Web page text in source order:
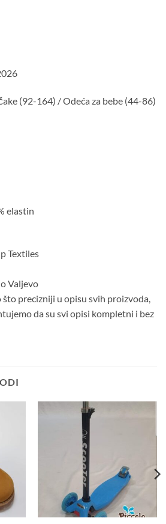
(92-164) / Odeća za bebe (44-86)
elastin
Textiles
Valjevo
precizniji u opisu svih proizvoda,
da su svi opisi kompletni i bez